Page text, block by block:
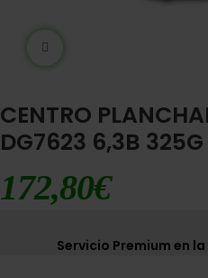
CENTRO
DG7623 6,3B 325G
172,80€
Servicio Premium en